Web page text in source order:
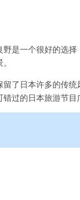
是一个很好的选
了日本许多的传
过的日本旅游节目